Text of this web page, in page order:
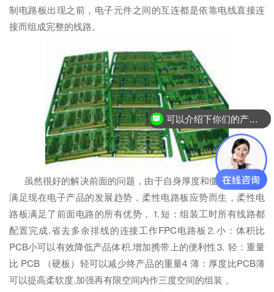
制电路板出现之前，电子元件之间的互连都是依靠电线直接连
接而组成完整的线路。
虽然很好的解决前面的问题，由于自身厚度和僵硬特性无法
满足现在电子产品的发展趋势，柔性电路板应势而生，柔性电
路板满足了前面电路的所有优势，⒈短：组装工时所有线路都
配置完成.省去多余排线的连接工作FPC电路板⒉小：体积比
PCB小可以有效降低产品体积.增加携带上的便利性⒊ 轻：重量
比 PCB （硬板）轻可以减少终产品的重量4 薄：厚度比PCB薄
可以提高柔软度.加强再有限空间内作三度空间的组装 。
可以介绍下你们的产品么？